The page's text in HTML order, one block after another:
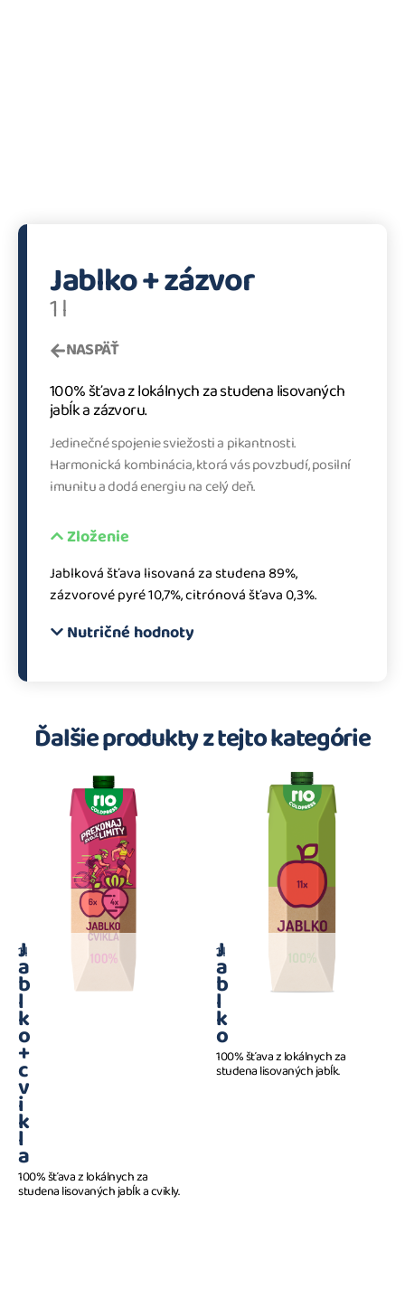
NASPÄŤ
100% šťava z lokálnych za studena lisovaných
jabĺk a zázvoru.
Jablko + zázvor
1 l
Jedinečné spojenie sviežosti a pikantnosti.
Harmonická kombinácia, ktorá vás povzbudí, posilní
imunitu a dodá energiu na celý deň.
Zloženie
Jablková šťava lisovaná za studena 89%,
zázvorové pyré 10,7%, citrónová šťava 0,3%.
Nutričné hodnoty
Ďalšie produkty z tejto kategórie
J
a
b
l
k
o
+
c
v
i
k
l
a
1 l
100% šťava z lokálnych za
studena lisovaných jabĺk a cvikly.
J
a
b
l
k
o
1 l
100% šťava z lokálnych za
studena lisovaných jabĺk.